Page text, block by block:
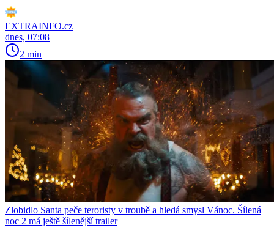
EXTRAINFO.cz
dnes, 07:08
2 min
Zlobidlo Santa peče teroristy v troubě a hledá smysl Vánoc. Šílená
noc 2 má ještě šílenější trailer